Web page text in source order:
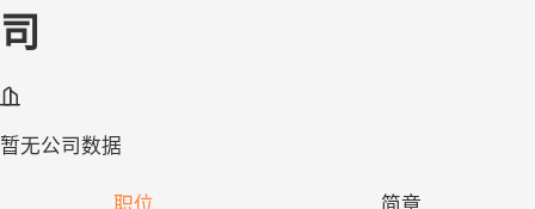
司
暂无公司数据
职位 简章